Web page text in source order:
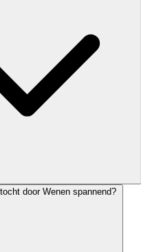
door Wenen spannend?